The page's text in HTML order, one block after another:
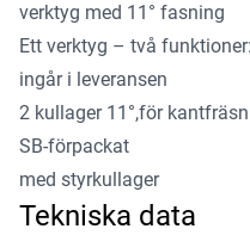
verktyg med 11° fasning
Ett verktyg – två
ingår i leveransen
2 kullager 11°,för
SB-förpackat
med styrkullager
Tekniska data